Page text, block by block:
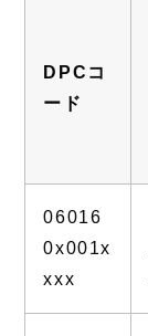
DPCコ
ード
06016
0x001x
xxx